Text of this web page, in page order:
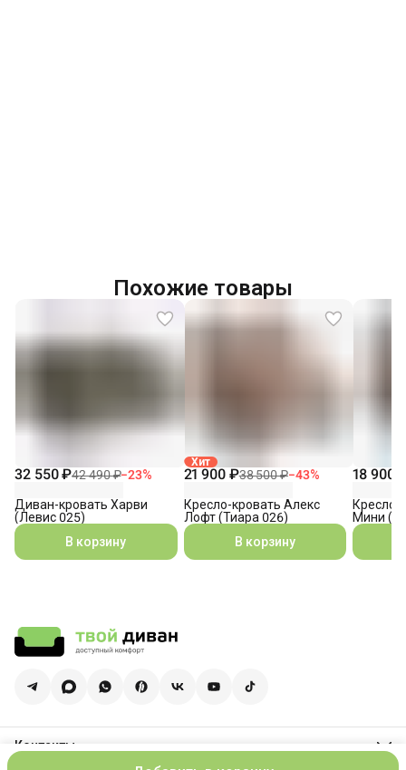
Похожие товары
32 550 ₽42 490 ₽−23%
Диван-кровать Харви
(Левис 025)
В корзину
Хит
21 900 ₽38 500 ₽−43%
Кресло-кровать Алекс
Лофт (Тиара 026)
В корзину
18 900
Кресло-
Мини
Контакты